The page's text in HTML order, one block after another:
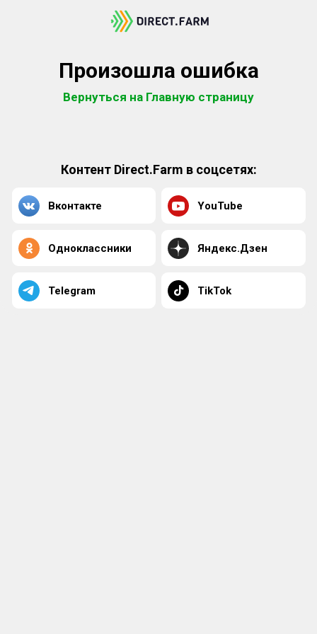
Произошла ошибка
Вернуться на Главную страницу
Контент Direct.Farm в соцсетях:
Вконтакте YouTube
Одноклассники Яндекс.Дзен
Telegram TikTok